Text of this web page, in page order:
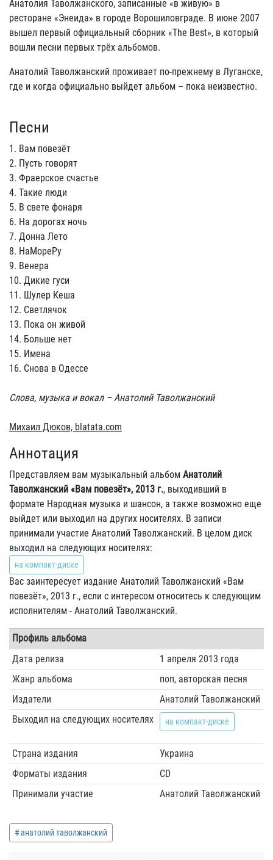
Анатолия Таволжанского, записанные «в живую» в
ресторане «Энеида» в городе Ворошиловграде. В июне 2007
вышел первый официальный сборник «The Best», в который
вошли песни первых трёх альбомов.
Анатолий Таволжанский проживает по-прежнему в Луганске,
где и когда официально выйдет альбом – пока неизвестно.
Песни
1. Вам повезёт
2. Пусть говорят
3. Фраерское счастье
4. Такие люди
5. В свете фонаря
6. На дорогах ночь
7. Донна Лето
8. НаМореРу
9. Венера
10. Дикие гуси
11. Шулер Кеша
12. Светлячок
13. Пока он живой
14. Больше нет
15. Имена
16. Снова в Одессе
Слова, музыка и вокал – Анатолий Таволжанский
Михаил Дюков, blatata.com
Аннотация
Представляем вам музыкальный альбом Анатолий
Таволжанский «Вам повезёт», 2013 г., выходивший в
формате Народная музыка и шансон, а также возможно еще
выйдет или выходил на других носителях. В записи
принимали участие Анатолий Таволжанский. В целом диск
выходил на следующих носителях:
на компакт-диске
Вас заинтересует издание Анатолий Таволжанский «Вам
повезёт», 2013 г., если с интересом относитесь к следующим
исполнителям - Анатолий Таволжанский.
Профиль альбома
Дата релиза
1 апреля 2013 года
Жанр альбома
поп, авторская песня
Издатели
Анатолий Таволжанский
Выходил на следующих носителях
на компакт-диске
Страна издания
Украина
Форматы издания
CD
Принимали участие
Анатолий Таволжанский
анатолий таволжанский